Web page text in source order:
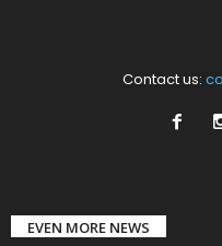
Contact us:
EVEN MORE NEWS